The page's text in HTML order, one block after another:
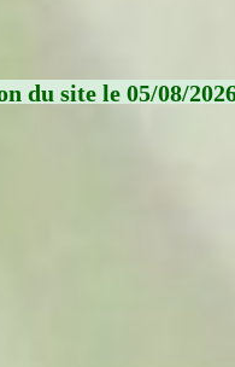
du site le 05/08/